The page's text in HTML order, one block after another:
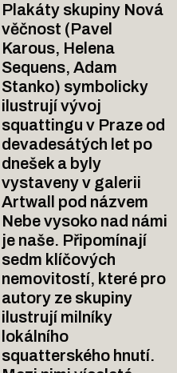
Plakáty skupiny Nová
věčnost (Pavel
Karous, Helena
Sequens, Adam
Stanko) symbolicky
ilustrují vývoj
squattingu v Praze od
devadesátých let po
dnešek a byly
vystaveny v galerii
Artwall pod názvem
Nebe vysoko nad námi
je naše. Připomínají
sedm klíčových
nemovitostí, které pro
autory ze skupiny
ilustrují milníky
lokálního
squatterského hnutí.